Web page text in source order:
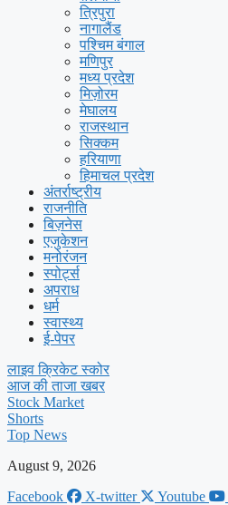
त्रिपुरा
नागालैंड
पश्चिम बंगाल
मणिपुर
मध्य प्रदेश
मिज़ोरम
मेघालय
राजस्थान
सिक्कम
हरियाणा
हिमाचल प्रदेश
अंतर्राष्ट्रीय
राजनीति
बिज़नेस
एजुकेशन
मनोरंजन
स्पोर्ट्स
अपराध
धर्म
स्वास्थ्य
ई-पेपर
लाइव क्रिकेट स्कोर
आज की ताजा खबर
Stock Market
Shorts
Top News
August 9, 2026
Facebook
X-twitter Youtube